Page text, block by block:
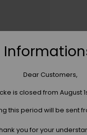
Dear Customers,
is closed from August
this period will be sent
you for your